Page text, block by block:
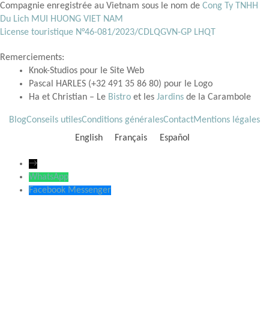
Compagnie enregistrée au Vietnam sous le nom de Cong Ty TNHH
Du Lich MUI HUONG VIET NAM
License touristique N°46-081/2023/CDLQGVN-GP LHQT
Remerciements:
Knok-Studios pour le Site Web
Pascal HARLES (+32 491 35 86 80) pour le Logo
Ha et Christian – Le Bistro et les Jardins de la Carambole
BlogConseils utilesConditions généralesContactMentions légales
English
Français Español
→
WhatsApp
Facebook Messenger